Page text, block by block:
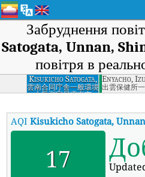
Забруднення
Satogata, Unnan,
повітря в
Kisukicho Satogata,
Unnan, Shimane
雲南合同庁舎一般環境
大気測定局雲南市
Enyacho,
出雲保健所
AQIKisukicho Satogata,
17